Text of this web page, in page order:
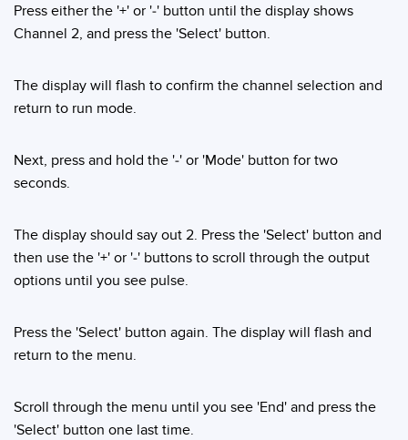
Press either the '+' or '-' button until the display shows
Channel 2, and press the 'Select' button.
The display will flash to confirm the channel selection and
return to run mode.
Next, press and hold the '-' or 'Mode' button for two
seconds.
The display should say out 2. Press the 'Select' button and
then use the '+' or '-' buttons to scroll through the output
options until you see pulse.
Press the 'Select' button again. The display will flash and
return to the menu.
Scroll through the menu until you see 'End' and press the
'Select' button one last time.